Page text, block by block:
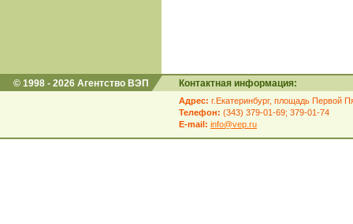
© 1998 - 2026 Агентство ВЭП Контактная информация:
Адрес: г.Екатеринбург, площадь Первой
Телефон: (343) 379-01-69; 379-01-74
E-mail: info@vep.ru